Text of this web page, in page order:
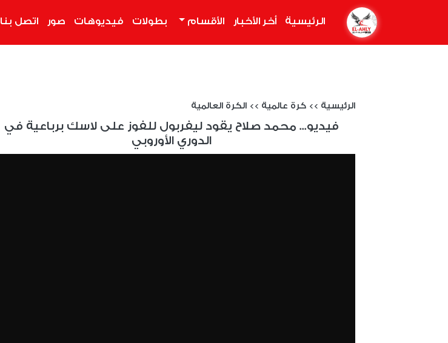
الرئيسية أخر الأخبار الأقسام بطولات فيديوهات صور اتصل بنا
الرئيسية >> كرة عالمية >> الكرة العالمية
فيديو... محمد صلاح يقود ليفربول للفوز على لاسك برباعية في
الدوري الأوروبي